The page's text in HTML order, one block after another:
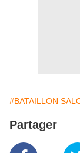
#BATAILLON
Partager